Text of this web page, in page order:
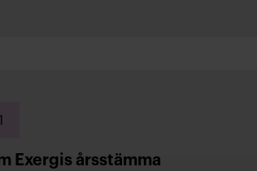
Exergis årsstämma